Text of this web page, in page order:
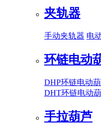
夹轨器
手动夹轨器 电
环链电动
DHP环链电动
DHT环链电动
手拉葫芦